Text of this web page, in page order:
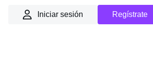
Iniciar sesión Regístrate